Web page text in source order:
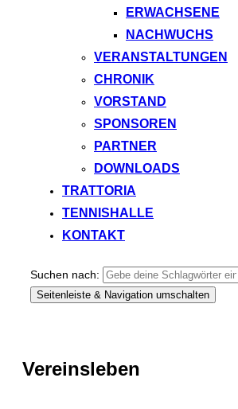
ERWACHSENE
NACHWUCHS
VERANSTALTUNGEN
CHRONIK
VORSTAND
SPONSOREN
PARTNER
DOWNLOADS
TRATTORIA
TENNISHALLE
KONTAKT
Suchen nach:
Seitenleiste & Navigation umschalten
Vereinsleben